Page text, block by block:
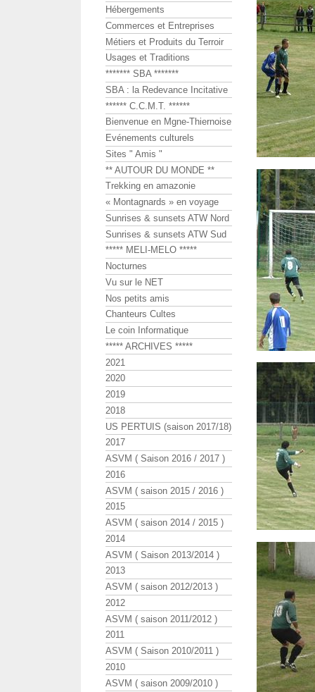
Hébergements
Commerces et Entreprises
Métiers et Produits du Terroir
Usages et Traditions
******* SBA *******
SBA : la Redevance Incitative
****** C.C.M.T. ******
Bienvenue en Mgne-Thiernoise
Evénements culturels
Sites " Amis "
** AUTOUR DU MONDE **
Trekking en amazonie
« Montagnards » en voyage
Sunrises & sunsets ATW Nord
Sunrises & sunsets ATW Sud
***** MELI-MELO *****
Nocturnes
Vu sur le NET
Nos petits amis
Chanteurs Cultes
Le coin Informatique
***** ARCHIVES *****
2021
2020
2019
2018
US PERTUIS (saison 2017/18)
2017
ASVM ( Saison 2016 / 2017 )
2016
ASVM ( saison 2015 / 2016 )
2015
ASVM ( saison 2014 / 2015 )
2014
ASVM ( Saison 2013/2014 )
2013
ASVM ( saison 2012/2013 )
2012
ASVM ( saison 2011/2012 )
2011
ASVM ( Saison 2010/2011 )
2010
ASVM ( saison 2009/2010 )